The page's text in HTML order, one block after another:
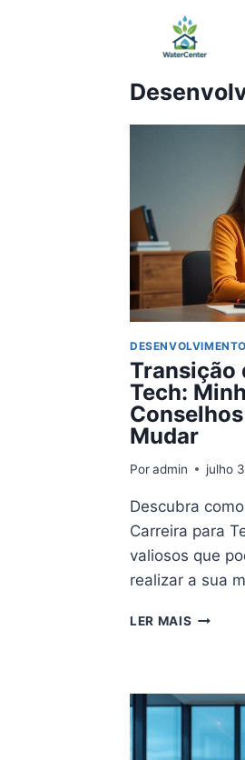
Transição
Tech:
Mudar
Por admin julho
Descubra
Carreira para
valiosos que
realizar a sua
LER MAIS
TECH:
MINHA
E